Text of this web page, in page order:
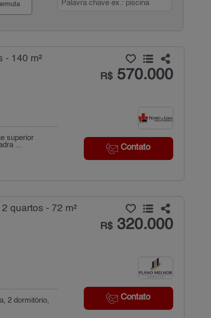
- 140 m²
R$570.000
Contato
superior
...
quartos - 72 m²
R$320.000
Contato
2 dormitório,